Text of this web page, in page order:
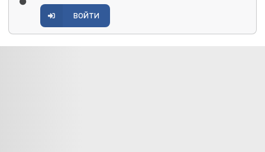
ВОЙТИ